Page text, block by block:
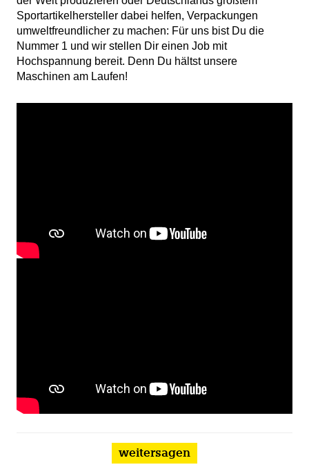
Sportartikelhersteller dabei helfen, Verpackungen
umweltfreundlicher zu machen: Für uns bist Du die
Nummer 1 und wir stellen Dir einen Job mit
Hochspannung bereit. Denn Du hältst unsere
Maschinen am Laufen!
weitersagen